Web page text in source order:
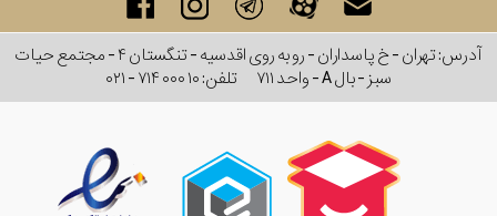
آدرس: تهران - خ پاسداران - رو به روی اقدسیه - تنگستان ۴ - مجتمع حیات
سبز - بال A - واحد ۷۱۱
تلفن:۰۲۱ - ۷۱۴ ۰۰۰ ۱۰